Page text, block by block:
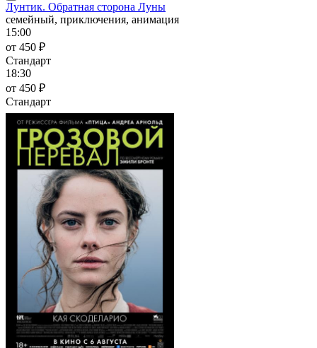
Лунтик. Обратная сторона Луны
семейный, приключения, анимация
15:00
от 450 ₽
Стандарт
18:30
от 450 ₽
Стандарт